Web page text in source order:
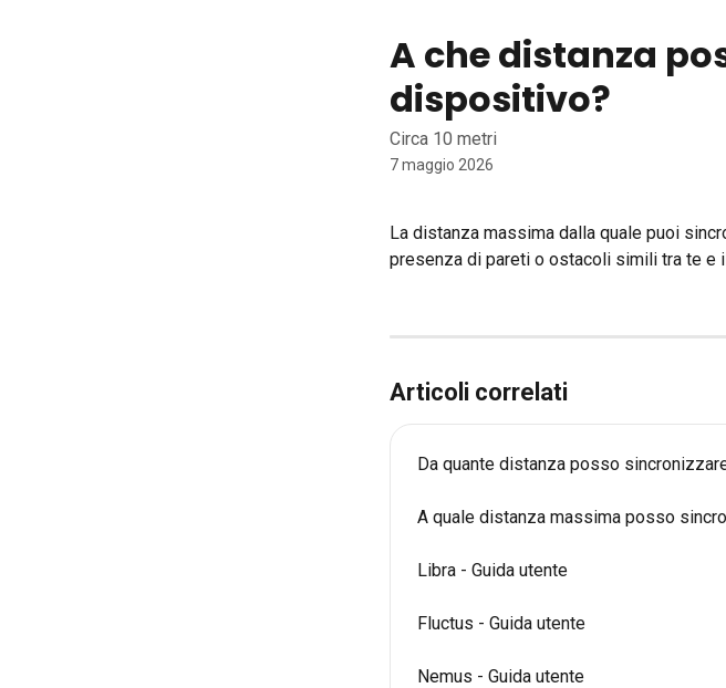
A che distanza
dispositivo?
Circa 10 metri
7 maggio 2026
La distanza massima dalla quale puoi
presenza di pareti o ostacoli simili tra te e
Articoli correlati
Da quante distanza posso
A quale distanza massima posso
Libra - Guida utente
Fluctus - Guida utente
Nemus - Guida utente